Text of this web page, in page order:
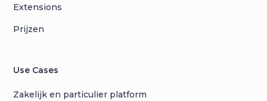
Extensions
Prijzen
Use Cases
Zakelijk en particulier platform